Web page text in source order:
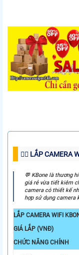
👍🏻 LẮP CAMERA
️💬 KBone là thương
giá rẻ vừa tiết kiêm
camera có thiết kế
hợp sử dụng camera
LẮP CAMERA WIFI
GIÁ LẮP (VNĐ)
CHỨC NĂNG CHÍNH